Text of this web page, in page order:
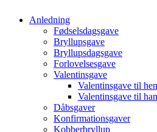
Anledning
Fødselsdagsgave
Bryllupsgave
Bryllupsdagsgave
Forlovelsesgave
Valentinsgave
Valentinsgave til
Valentinsgave til
Dåbsgaver
Konfirmationsgaver
Kobberbryllup